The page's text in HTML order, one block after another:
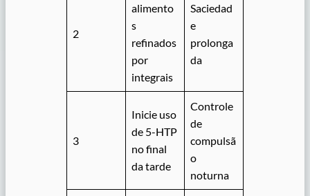
2
alimento
s
refinados
por
integrais
Saciedad
e
prolonga
da
3
Inicie uso
de 5-HTP
no final
da tarde
Controle
de
compulsã
o
noturna